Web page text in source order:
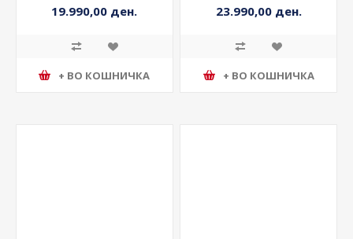
19.990,00 ден.
+ ВО КОШНИЧКА
23.990,00 ден.
+ ВО КОШНИЧКА